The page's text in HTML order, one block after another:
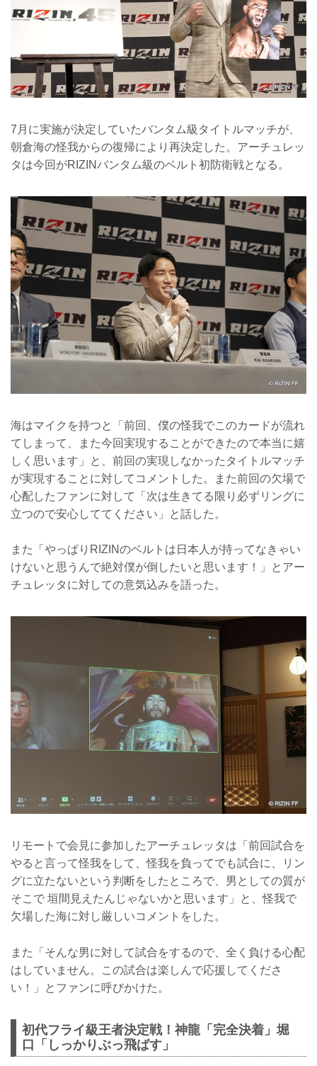
7月に実施が決定していたバンタム級タイトルマッチが、
朝倉海の怪我からの復帰により再決定した。アーチュレッ
タは今回がRIZINバンタム級のベルト初防衛戦となる。
海はマイクを持つと「前回、僕の怪我でこのカードが流れ
てしまって、また今回実現することができたので本当に嬉
しく思います」と、前回の実現しなかったタイトルマッチ
が実現することに対してコメントした。また前回の欠場で
心配したファンに対して「次は生きてる限り必ずリングに
立つので安心しててください」と話した。
また「やっぱりRIZINのベルトは日本人が持ってなきゃい
けないと思うんで絶対僕が倒したいと思います！」とアー
チュレッタに対しての意気込みを語った。
リモートで会見に参加したアーチュレッタは「前回試合を
やると言って怪我をして、怪我を負ってでも試合に、リン
グに立たないという判断をしたところで、男としての質が
そこで 垣間見えたんじゃないかと思います」と、怪我で
欠場した海に対し厳しいコメントをした。
また「そんな男に対して試合をするので、全く負ける心配
はしていません。この試合は楽しんで応援してくださ
い！」とファンに呼びかけた。
初代フライ級王者決定戦！神龍「完全決着」堀
口「しっかりぶっ飛ばす」